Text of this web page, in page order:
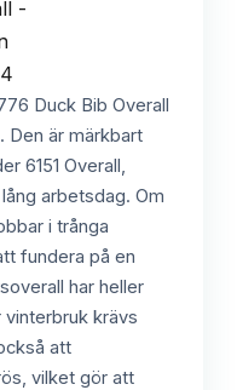
Duck Bib Overall
Den är märkbart
6151 Overall,
arbetsdag. Om
i trånga
fundera på en
har heller
krävs
att
vilket gör att